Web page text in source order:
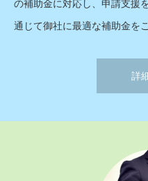
の補助金に対応し、申請支援
通じて御社に最適な補助金を
詳